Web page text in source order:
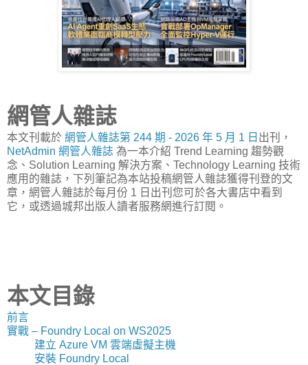
網管人雜誌
本文刊載於 網管人雜誌第 244 期 - 2026 年 5 月 1 日 出刊，
NetAdmin 網管人雜誌 為一本介紹 Trend Learning 趨勢觀
念、Solution Learning 解決方案、Technology Learning 技術
應用的雜誌，下列筆記為本站投稿網管人雜誌獲得刊登的文
章，網管人雜誌於每月份 1 日出刊您可於各大書店中看到
它，或透過城邦出版人讀者服務網進行訂閱。
本文目錄
前言
實戰 – Foundry Local on WS2025
建立 Azure VM 雲端虛擬主機
安裝 Foundry Local